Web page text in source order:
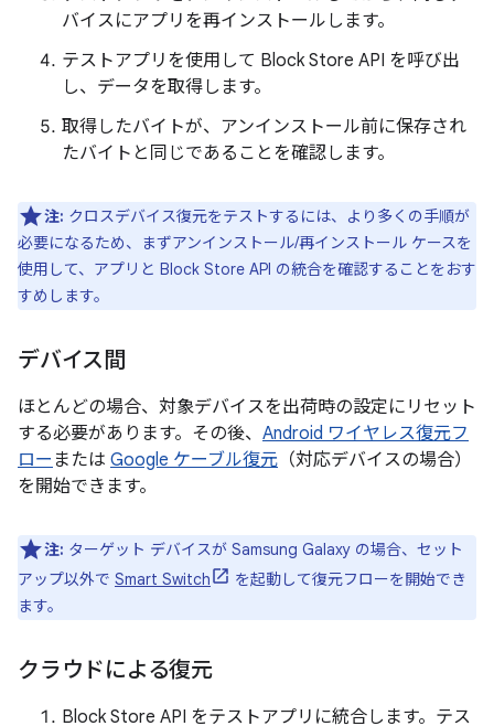
バイスにアプリを再インストールします。
テストアプリを使用して Block Store API を呼び出
し、データを取得します。
取得したバイトが、アンインストール前に保存され
たバイトと同じであることを確認します。
注: クロスデバイス復元をテストするには、より多くの手順が
必要になるため、まずアンインストール/再インストール ケースを
使用して、アプリと Block Store API の統合を確認することをおす
すめします。
デバイス間
ほとんどの場合、対象デバイスを出荷時の設定にリセット
する必要があります。その後、 Android ワイヤレス復元フ
ロー または Google ケーブル復元 （対応デバイスの場合）
を開始できます。
注: ターゲット デバイスが Samsung Galaxy の場合、セット
アップ以外で Smart Switch
を起動して復元フローを開始でき
ます。
クラウドによる復元
Block Store API をテストアプリに統合します。テス